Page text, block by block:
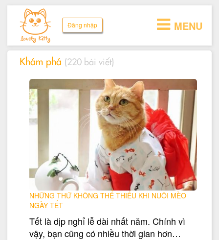
Đăng nhập
Khám phá (220 bài viết)
NHỮNG THỨ KHÔNG THỂ THIẾU KHI NUÔI MÈO
NGÀY TẾT
Tết là dịp nghỉ lễ dài nhất năm. Chính vì
vậy, bạn cũng có nhiều thời gian hơn…
MENU